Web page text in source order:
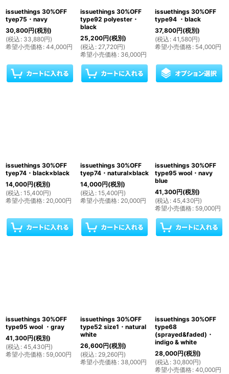
issuethings 30%OFF
tyep75・navy
30,800円(税別)
(税込 : 33,880円)
希望小売価格: 44,000円
issuethings 30%OFF
type92 polyester・
black
25,200円(税別)
(税込 : 27,720円)
希望小売価格: 36,000円
issuethings 30%OFF
type94 ・black
37,800円(税別)
(税込 : 41,580円)
希望小売価格: 54,000円
issuethings 30%OFF
tyep74・black×black
14,000円(税別)
(税込 : 15,400円)
希望小売価格: 20,000円
issuethings 30%OFF
tyep74・natural×black
14,000円(税別)
(税込 : 15,400円)
希望小売価格: 20,000円
issuethings 30%OFF
type95 wool・navy
blue
41,300円(税別)
(税込 : 45,430円)
希望小売価格: 59,000円
issuethings 30%OFF
type95 wool ・gray
41,300円(税別)
(税込 : 45,430円)
希望小売価格: 59,000円
issuethings 30%OFF
type52 size1・natural
white
26,600円(税別)
(税込 : 29,260円)
希望小売価格: 38,000円
issuethings 30%OFF
type68
(sprayed&faded)・
indigo & white
28,000円(税別)
(税込 : 30,800円)
希望小売価格: 40,000円